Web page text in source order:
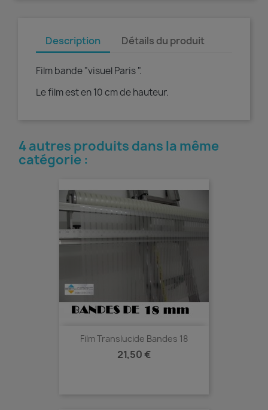
Description Détails du produit
Film bande "visuel Paris ".
Le film est en 10 cm de hauteur.
4 autres produits dans la même
catégorie :
Film Translucide Bandes 18
Prix
21,50 €